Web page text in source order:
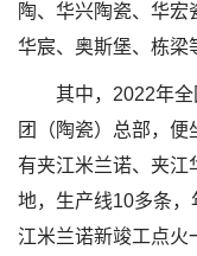
陶、华兴陶瓷、华宏
华宸、奥斯堡、栋梁
其中，2022年
团（陶瓷）总部，
有夹江米兰诺、夹江
地，生产线10多条
江米兰诺新竣工点火